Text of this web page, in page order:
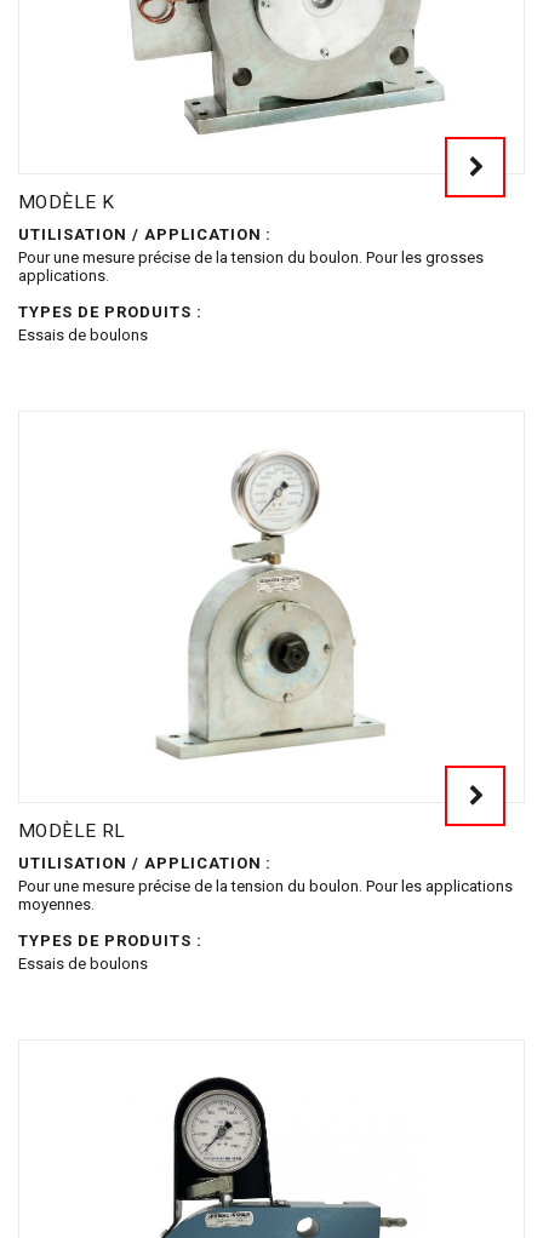
MODÈLE K
UTILISATION / APPLICATION :
Pour une mesure précise de la tension du boulon. Pour les grosses
applications.
TYPES DE PRODUITS :
Essais de boulons
MODÈLE RL
UTILISATION / APPLICATION :
Pour une mesure précise de la tension du boulon. Pour les applications
moyennes.
TYPES DE PRODUITS :
Essais de boulons